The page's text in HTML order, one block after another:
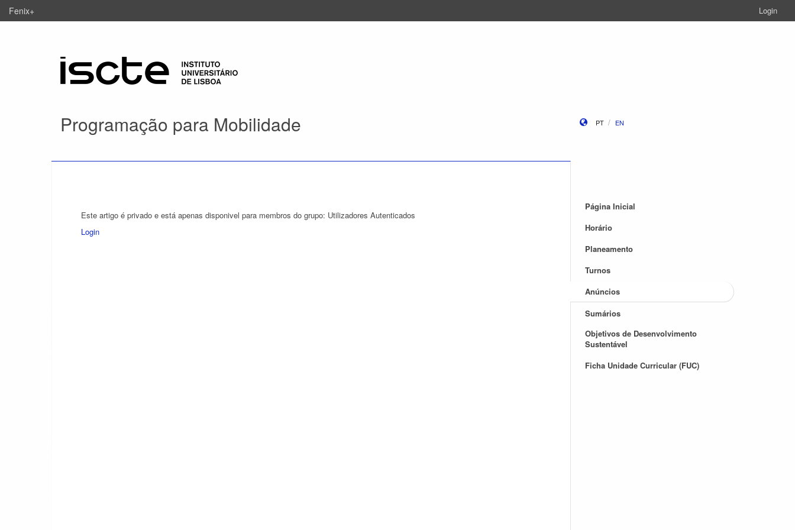
Fenix+ Login
Programação para Mobilidade PT EN
Este artigo é privado e está apenas disponivel para membros do grupo: Utilizadores Autenticados
Login
Página Inicial
Horário
Planeamento
Turnos
Anúncios
Sumários
Objetivos de Desenvolvimento
Sustentável
Ficha Unidade Curricular (FUC)